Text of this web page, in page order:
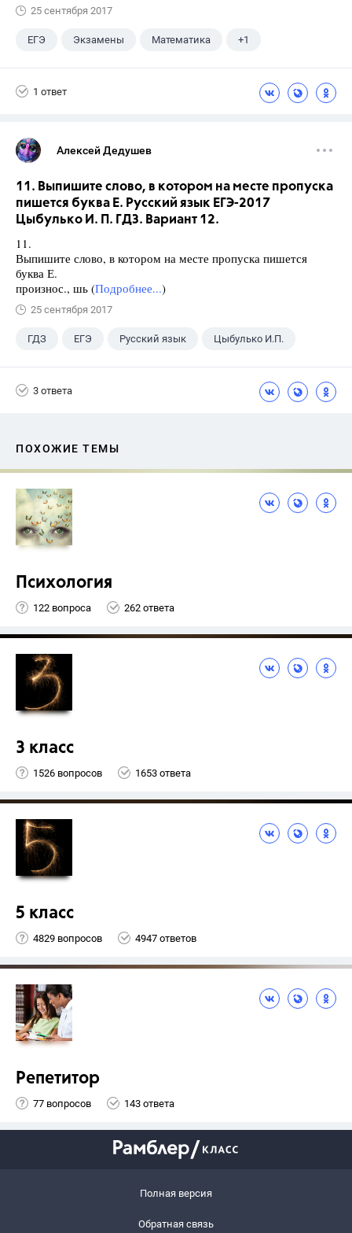
25 сентября 2017
ЕГЭ Экзамены Математика +1
1 ответ
Алексей Дедушев
11. Выпишите слово, в котором на месте пропуска
пишется буква Е. Русский язык ЕГЭ-2017
Цыбулько И. П. ГДЗ. Вариант 12.
11.
Выпишите слово, в котором на месте пропуска пишется
буква Е.
произнос., шь (Подробнее...)
25 сентября 2017
ГДЗ ЕГЭ Русский язык Цыбулько И.П.
3 ответа
ПОХОЖИЕ ТЕМЫ
Психология
122 вопроса 262 ответа
3 класс
1526 вопросов 1653 ответа
5 класс
4829 вопросов 4947 ответов
Репетитор
77 вопросов 143 ответа
Полная версия
Обратная связь